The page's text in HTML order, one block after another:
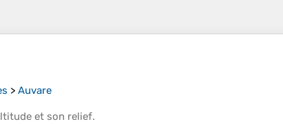
> Auvare
et son relief.